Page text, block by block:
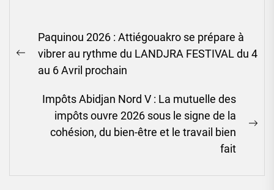
de
l’article
Previous
post:
Paquinou 2026 : Attiégouakro se prépare à
vibrer au rythme du LANDJRA FESTIVAL du 4
au 6 Avril prochain
Impôts Abidjan Nord V : La mutuelle des
impôts ouvre 2026 sous le signe de la
cohésion, du bien-être et le travail bien
fait